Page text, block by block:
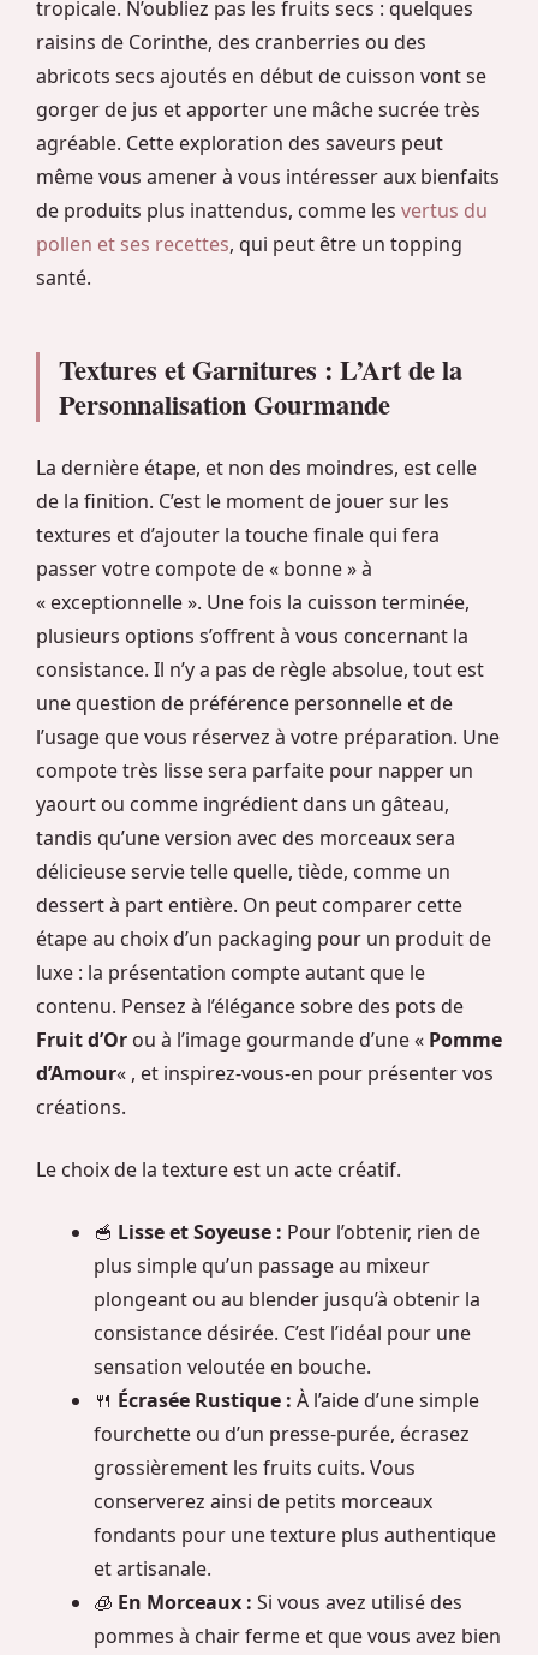
tropicale. N’oubliez pas les fruits secs : quelques
raisins de Corinthe, des cranberries ou des
abricots secs ajoutés en début de cuisson vont se
gorger de jus et apporter une mâche sucrée très
agréable. Cette exploration des saveurs peut
même vous amener à vous intéresser aux bienfaits
de produits plus inattendus, comme les vertus du
pollen et ses recettes, qui peut être un topping
santé.
Textures et Garnitures : L’Art de la
Personnalisation Gourmande
La dernière étape, et non des moindres, est celle
de la finition. C’est le moment de jouer sur les
textures et d’ajouter la touche finale qui fera
passer votre compote de « bonne » à
« exceptionnelle ». Une fois la cuisson terminée,
plusieurs options s’offrent à vous concernant la
consistance. Il n’y a pas de règle absolue, tout est
une question de préférence personnelle et de
l’usage que vous réservez à votre préparation. Une
compote très lisse sera parfaite pour napper un
yaourt ou comme ingrédient dans un gâteau,
tandis qu’une version avec des morceaux sera
délicieuse servie telle quelle, tiède, comme un
dessert à part entière. On peut comparer cette
étape au choix d’un packaging pour un produit de
luxe : la présentation compte autant que le
contenu. Pensez à l’élégance sobre des pots de
Fruit d’Or ou à l’image gourmande d’une « Pomme
d’Amour« , et inspirez-vous-en pour présenter vos
créations.
Le choix de la texture est un acte créatif.
🥣 Lisse et Soyeuse : Pour l’obtenir, rien de
plus simple qu’un passage au mixeur
plongeant ou au blender jusqu’à obtenir la
consistance désirée. C’est l’idéal pour une
sensation veloutée en bouche.
🍴 Écrasée Rustique : À l’aide d’une simple
fourchette ou d’un presse-purée, écrasez
grossièrement les fruits cuits. Vous
conserverez ainsi de petits morceaux
fondants pour une texture plus authentique
et artisanale.
🧊 En Morceaux : Si vous avez utilisé des
pommes à chair ferme et que vous avez bien